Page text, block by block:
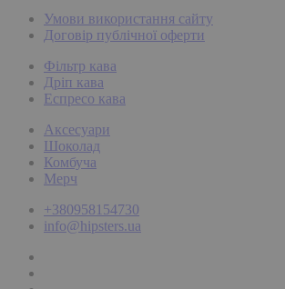
Умови використання сайту
Договір публічної оферти
Фільтр кава
Дріп кава
Еспресо кава
Аксесуари
Шоколад
Комбуча
Мерч
+380958154730
info@hipsters.ua